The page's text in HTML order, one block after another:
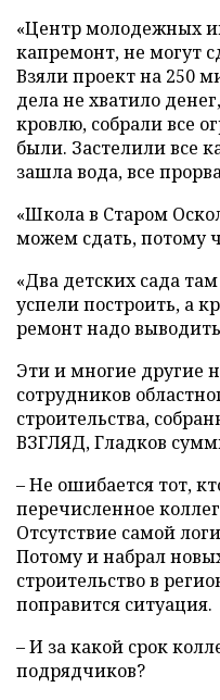
«Центр молодежных
капремонт, не могут
Взяли проект на 250
дела не хватило
кровлю, собрали все
были. Застелили все
зашла вода, все
«Школа в Старом
можем сдать, потому
«Два детских сада
успели построить, а
ремонт надо
Эти и многие другие
сотрудников
строительства,
ВЗГЛЯД, Гладков
– Не ошибается тот,
перечисленное
Отсутствие самой
Потому и набрал
строительство в
поправится ситуация.
– И за какой срок
подрядчиков?